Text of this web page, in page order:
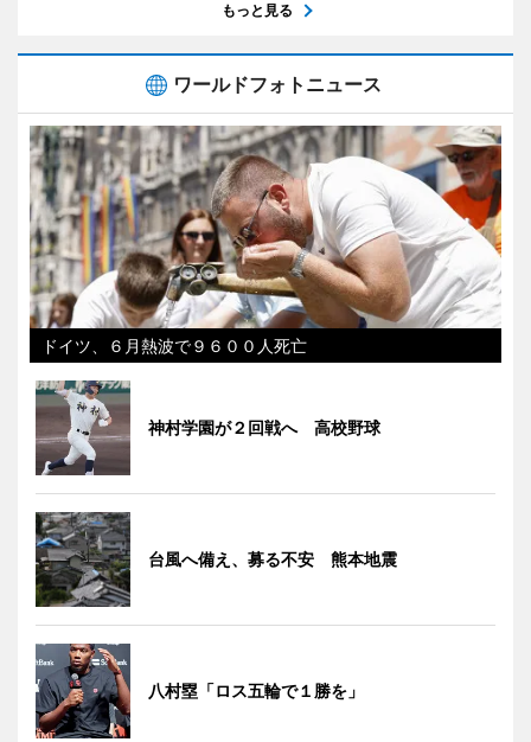
もっと見る
ワールドフォトニュース
ドイツ、６月熱波で９６００人死亡
神村学園が２回戦へ 高校野球
台風へ備え、募る不安 熊本地震
八村塁「ロス五輪で１勝を」